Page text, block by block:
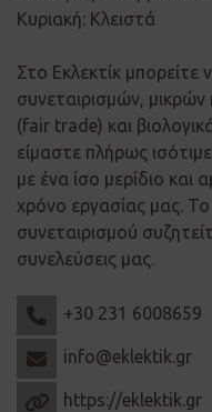
Κυριακή: Κλειστά
Στο Εκλεκτίκ μπορείτε
συνεταιρισμών,
(fair trade) και
είμαστε πλήρως
με ένα ίσο μερίδιο και
χρόνο εργασίας μας.
συνεταιρισμού
συνελεύσεις μας.
+30 231 6008659
info@eklektik.gr
https://eklektik.gr